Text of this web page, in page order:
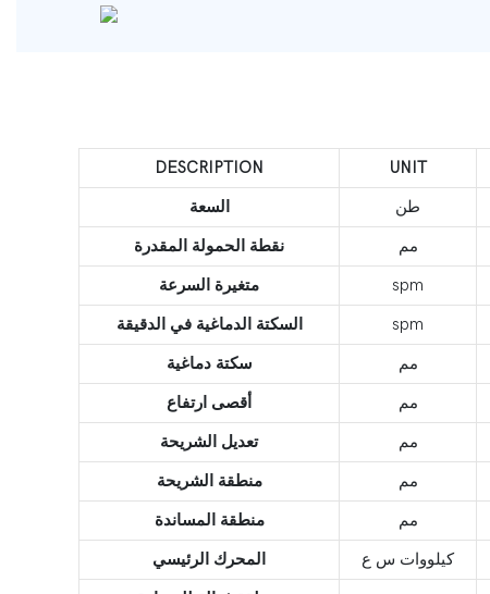
DESCRIPTION UNIT
السعة
طن
نقطة الحمولة المقدرة
مم
متغيرة السرعة
spm
السكتة الدماغية في الدقيقة
spm
سكتة دماغية
مم
أقصى ارتفاع
مم
تعديل الشريحة
مم
منطقة الشريحة
مم
منطقة المساندة
مم
المحرك الرئيسي
كيلووات س ع